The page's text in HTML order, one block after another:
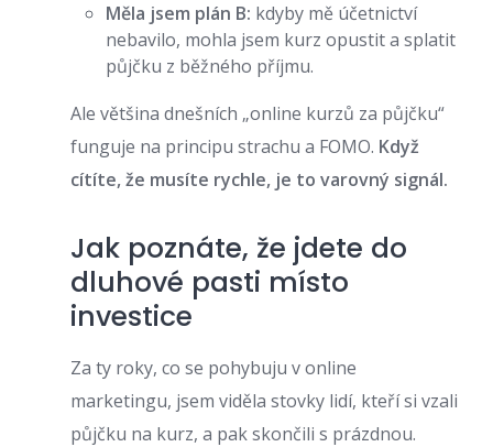
Měla jsem plán B: kdyby mě účetnictví
nebavilo, mohla jsem kurz opustit a splatit
půjčku z běžného příjmu.
Ale většina dnešních „online kurzů za půjčku“
funguje na principu strachu a FOMO. Když
cítíte, že musíte rychle, je to varovný signál.
Jak poznáte, že jdete do
dluhové pasti místo
investice
Za ty roky, co se pohybuju v online
marketingu, jsem viděla stovky lidí, kteří si vzali
půjčku na kurz, a pak skončili s prázdnou.